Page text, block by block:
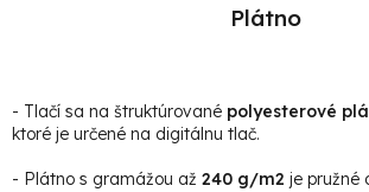
Plátno
- Tlačí sa na štruktúrované polyesterové
ktoré je určené na digitálnu tlač.
- Plátno s gramážou až 240 g/m2 je pružné